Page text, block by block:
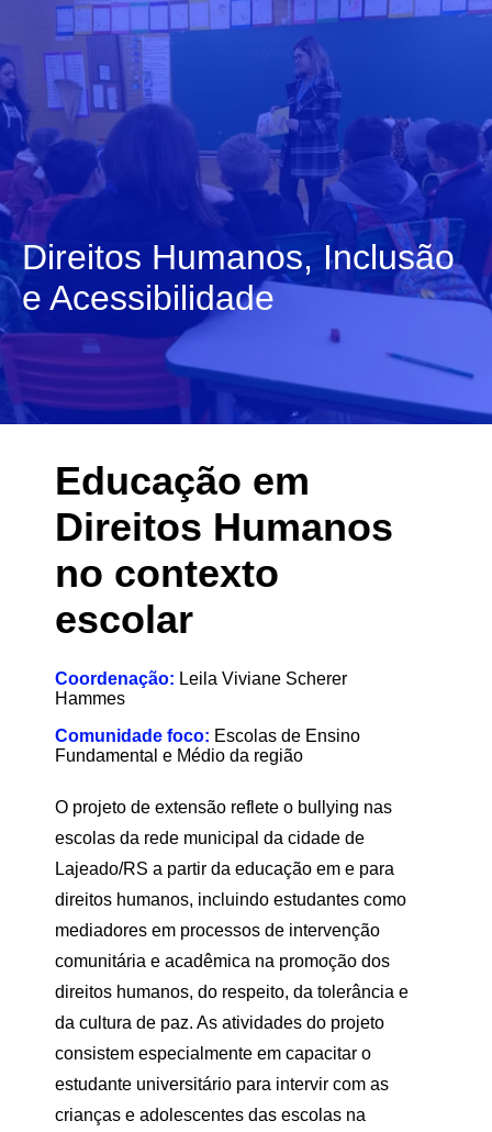
Direitos Humanos, Inclusão
e Acessibilidade
Educação em
Direitos Humanos
no contexto
escolar
Coordenação: Leila Viviane Scherer
Hammes
Comunidade foco: Escolas de Ensino
Fundamental e Médio da região
O projeto de extensão reflete o bullying nas
escolas da rede municipal da cidade de
Lajeado/RS a partir da educação em e para
direitos humanos, incluindo estudantes como
mediadores em processos de intervenção
comunitária e acadêmica na promoção dos
direitos humanos, do respeito, da tolerância e
da cultura de paz. As atividades do projeto
consistem especialmente em capacitar o
estudante universitário para intervir com as
crianças e adolescentes das escolas na